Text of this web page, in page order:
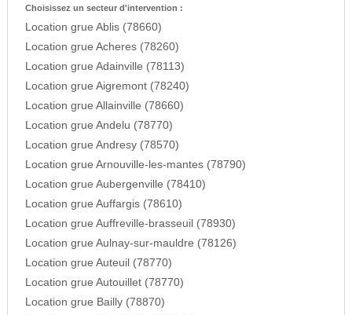
Choisissez un secteur d'intervention :
Location grue Ablis (78660)
Location grue Acheres (78260)
Location grue Adainville (78113)
Location grue Aigremont (78240)
Location grue Allainville (78660)
Location grue Andelu (78770)
Location grue Andresy (78570)
Location grue Arnouville-les-mantes (78790)
Location grue Aubergenville (78410)
Location grue Auffargis (78610)
Location grue Auffreville-brasseuil (78930)
Location grue Aulnay-sur-mauldre (78126)
Location grue Auteuil (78770)
Location grue Autouillet (78770)
Location grue Bailly (78870)